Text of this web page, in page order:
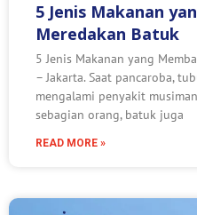
5 Jenis Makanan
Meredakan Batuk
5 Jenis Makanan yang
– Jakarta. Saat pancaroba,
mengalami penyakit
sebagian orang, batuk juga
READ MORE »